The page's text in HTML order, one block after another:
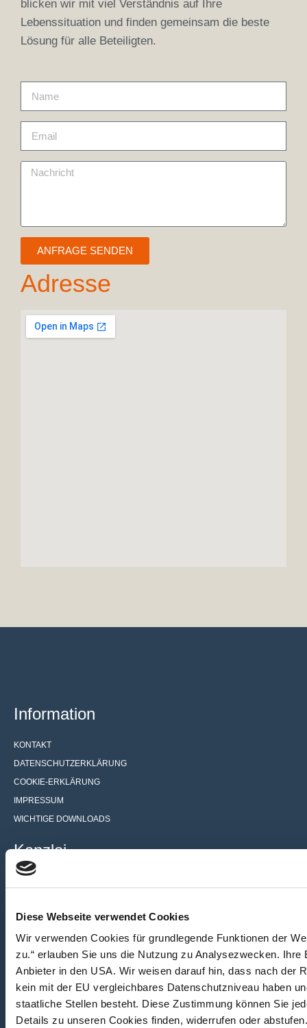
Diese Webseite verwendet Cookies
Wir verwenden Cookies für grundlegende Funktionen der
zu.“ erlauben Sie uns die Nutzung zu Analysezwecken.
Anbieter in den USA. Wir weisen darauf hin, dass nach der
kein mit der EU vergleichbares Datenschutzniveau haben
staatliche Stellen besteht. Diese Zustimmung können Sie
Details zu unseren Cookies finden, widerrufen oder
blicken wir mit viel Verständnis auf Ihre
Lebenssituation und finden gemeinsam die beste
Lösung für alle Beteiligten.
ANFRAGE SENDEN
Adresse
Information
KONTAKT
DATENSCHUTZERKLÄRUNG
COOKIE-ERKLÄRUNG
IMPRESSUM
WICHTIGE DOWNLOADS
Kanzlei
für Familienrecht
Böhmerstraße 3
60322 Frankfurt am Main
+49 (0) 69 – 24 14 03 – 76
mail@schlottke-reinarz.de